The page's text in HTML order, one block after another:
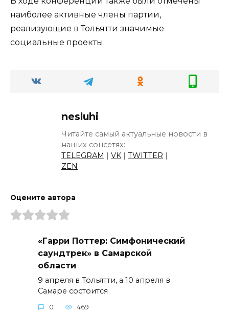
наиболее активные члены партии,
реализующие в Тольятти значимые
социальные проекты.
nesluhi
Читайте самый актуальные новости в
наших соцсетях:
TELEGRAM | VK | TWITTER |
ZEN
Оцените автора
«Гарри Поттер: Симфонический
саундтрек» в Самарской
области
9 апреля в Тольятти, а 10 апреля в
Самаре состоится
0 469